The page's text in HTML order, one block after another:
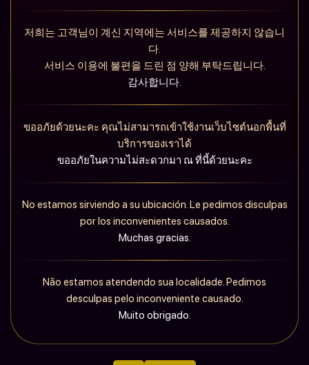
저희는 고객님이 계신 지역에는 서비스를 제공하지 않습니
다.
서비스 이용에 불편을 드린 점 양해 부탁드립니다.
감사합니다.
ขออภัยด้วยนะคะ คุณไม่สามารถเข้าใช้งานเว็บไซต์นอกพื้นที่
บริการของเราได้
ขออภัยในความไม่สะดวกมา ณ ที่นี้ด้วยนะคะ
No estamos sirviendo a su ubicación. Le pedimos disculpas
por los inconvenientes causados.
Muchas gracias.
Não estamos atendendo sua localidade. Pedimos
desculpas pelo inconveniente causado.
Muito obrigado.